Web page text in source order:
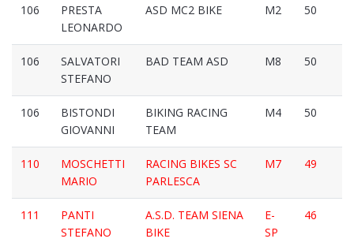
106
PRESTA
LEONARDO
ASD MC2 BIKE M2 50
106
SALVATORI
STEFANO
BAD TEAM ASD M8 50
106
BISTONDI
GIOVANNI
BIKING RACING
TEAM
M4 50
110
MOSCHETTI
MARIO
RACING BIKES SC
PARLESCA
M7 49
111
PANTI
STEFANO
A.S.D. TEAM SIENA
BIKE
E-
SP
46